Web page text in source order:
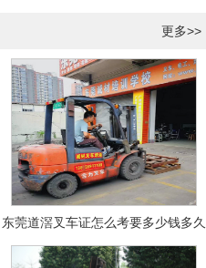
更多>>
东莞道滘叉车证怎么考要多少钱多久
拿证